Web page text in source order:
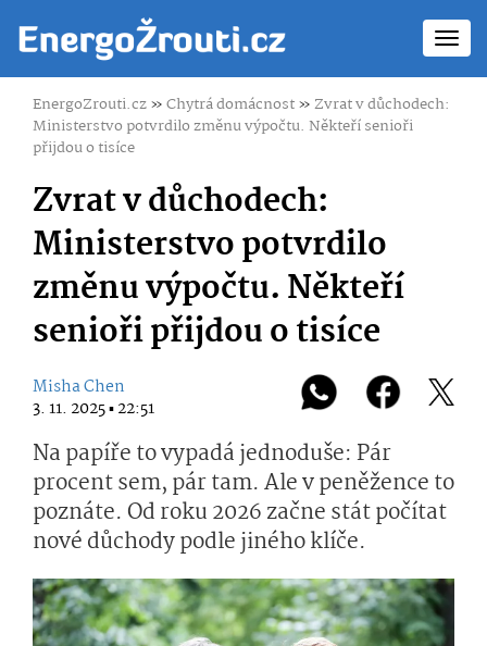
EnergoZrouti.cz»Chytrá domácnost»Zvrat v důchodech:
Ministerstvo potvrdilo změnu výpočtu. Někteří senioři
přijdou o tisíce
Zvrat v důchodech:
Ministerstvo potvrdilo
změnu výpočtu. Někteří
senioři přijdou o tisíce
Misha Chen
3. 11. 2025 ▪ 22:51
Na papíře to vypadá jednoduše: Pár
procent sem, pár tam. Ale v peněžence to
poznáte. Od roku 2026 začne stát počítat
nové důchody podle jiného klíče.